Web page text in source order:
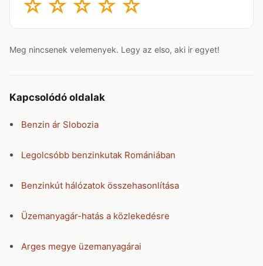
☆ ☆ ☆ ☆ ☆
Meg nincsenek velemenyek. Legy az elso, aki ir egyet!
Kapcsolódó oldalak
Benzin ár Slobozia
Legolcsóbb benzinkutak Romániában
Benzinkút hálózatok összehasonlítása
Üzemanyagár-hatás a közlekedésre
Arges megye üzemanyagárai